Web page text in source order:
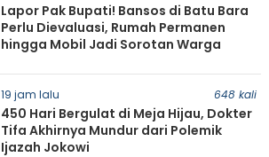
Lapor Pak Bupati! Bansos di Batu Bara
Perlu Dievaluasi, Rumah Permanen
hingga Mobil Jadi Sorotan Warga
19 jam lalu 648 kali
450 Hari Bergulat di Meja Hijau, Dokter
Tifa Akhirnya Mundur dari Polemik
Ijazah Jokowi